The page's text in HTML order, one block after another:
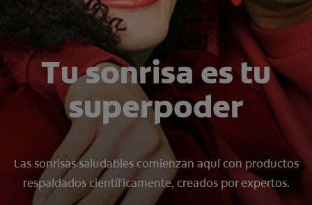
PARA PROFESIONALES
CUPONES
DÓNDE COMPRAR
VE (ES)
SUSCRÍBETE
Tu sonrisa es tu
superpoder
Las sonrisas saludables comienzan aquí con productos
respaldados científicamente, creados por expertos.